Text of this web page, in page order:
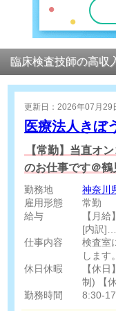
臨床検査技師の高収
更新日：2026年07月29
医療法人き
【常勤】当直オ
のお仕事です＠鶴
勤務地 神奈川
雇用形態
常勤
給与
【月
[内訳]
基本給
職務手
残業手
通勤手
仕事内容
検査室
します
務 ・
含む）
ンス ・
休日休暇
【休
制) 【休暇】 特別休暇:年6日 有給休暇（法定
通り）
勤務時間 8:30-